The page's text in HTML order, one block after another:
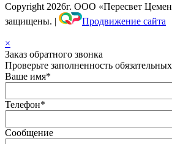
Copyright 2026г. ООО «Пересвет
защищены. | Продвижение сайта
×
Заказ обратного звонка
Проверьте заполненность
Ваше имя*
Телефон*
Сообщение